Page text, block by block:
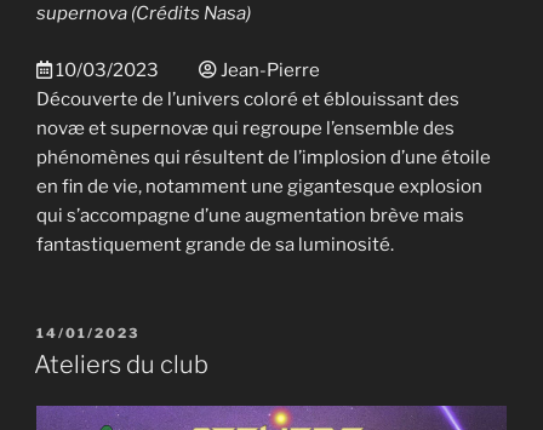
supernova (Crédits Nasa)
10/03/2023
Jean-Pierre
Découverte de l’univers coloré et éblouissant des
novæ et supernovæ qui regroupe l’ensemble des
phénomènes qui résultent de l’implosion d’une étoile
en fin de vie, notamment une gigantesque explosion
qui s’accompagne d’une augmentation brève mais
fantastiquement grande de sa luminosité.
PUBLIÉ
LE
14/01/2023
Ateliers du club